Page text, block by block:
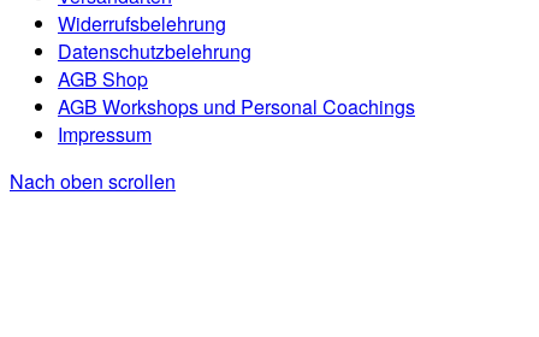
Widerrufsbelehrung
Datenschutzbelehrung
AGB Shop
AGB Workshops und Personal Coachings
Impressum
Nach oben scrollen